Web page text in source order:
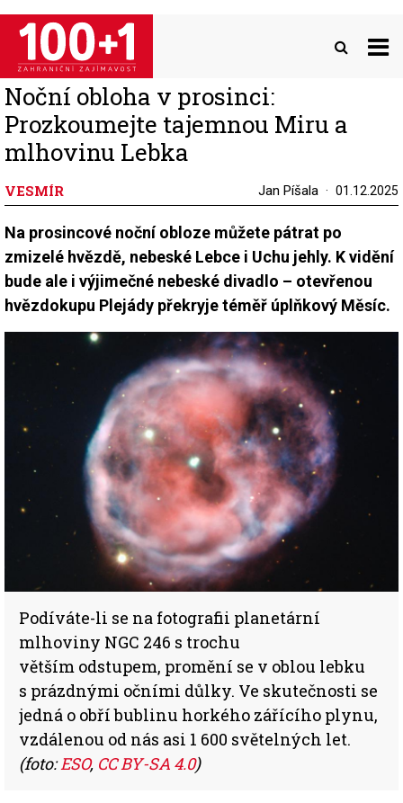
Přejít
hlavnímu
obsahu
Noční obloha v prosinci:
Prozkoumejte tajemnou Miru a
mlhovinu Lebka
VESMÍR Jan Píšala 01.12.2025
Na prosincové noční obloze můžete pátrat po
zmizelé hvězdě, nebeské Lebce i Uchu jehly. K vidění
bude ale i výjimečné nebeské divadlo – otevřenou
hvězdokupu Plejády překryje téměř úplňkový Měsíc.
Podíváte-li se na fotografii planetární
mlhoviny NGC 246 s trochu
větším odstupem, promění se v oblou lebku
s prázdnými očními důlky. Ve skutečnosti se
jedná o obří bublinu horkého zářícího plynu,
vzdálenou od nás asi 1 600 světelných let.
(foto:ESO, CC BY-SA 4.0)